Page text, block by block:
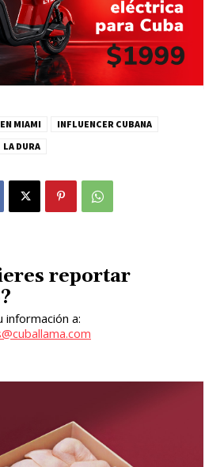
MIAMI
INFLUENCER CUBANA
LA DURA
reportar
información a: